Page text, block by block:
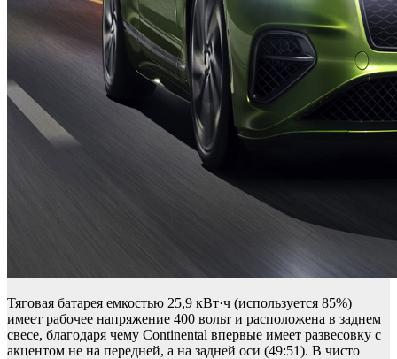
Тяговая батарея емкостью 25,9 кВт·ч (используется 85%)
имеет рабочее напряжение 400 вольт и расположена в заднем
свесе, благодаря чему Continental впервые имеет развесовку с
акцентом не на передней, а на задней оси (49:51). В чисто